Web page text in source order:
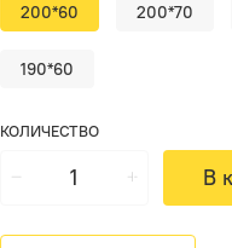
КОЛИЧЕСТВО
В
200*60 200*70
190*60